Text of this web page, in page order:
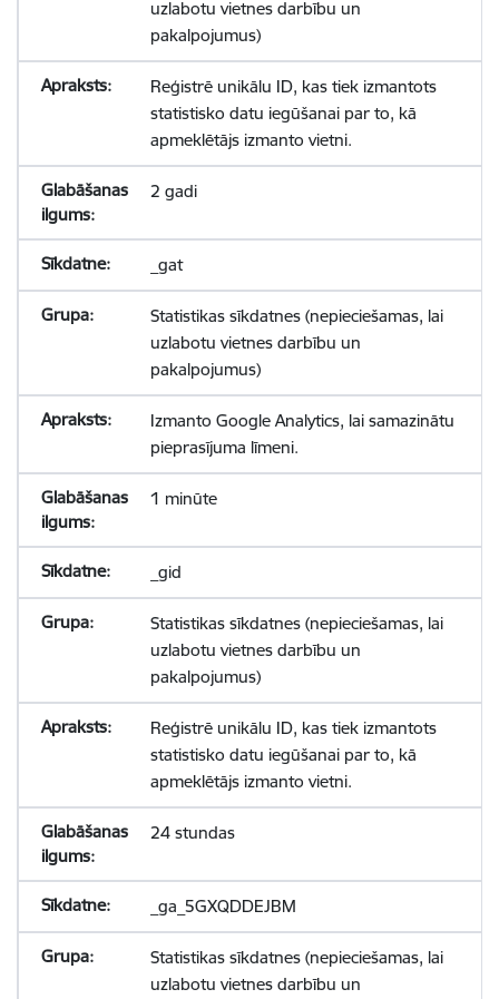
uzlabotu vietnes darbību un
pakalpojumus)
Reģistrē unikālu ID, kas tiek izmantots
statistisko datu iegūšanai par to, kā
apmeklētājs izmanto vietni.
2 gadi
_gat
Statistikas sīkdatnes (nepieciešamas, lai
uzlabotu vietnes darbību un
pakalpojumus)
Izmanto Google Analytics, lai samazinātu
pieprasījuma līmeni.
1 minūte
_gid
Statistikas sīkdatnes (nepieciešamas, lai
uzlabotu vietnes darbību un
pakalpojumus)
Reģistrē unikālu ID, kas tiek izmantots
statistisko datu iegūšanai par to, kā
apmeklētājs izmanto vietni.
24 stundas
_ga_5GXQDDEJBM
Statistikas sīkdatnes (nepieciešamas, lai
uzlabotu vietnes darbību un